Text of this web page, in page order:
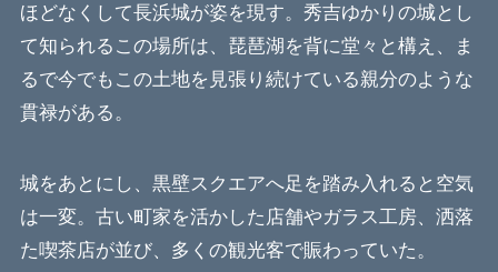
ほどなくして長浜城が姿を現す。秀吉ゆかりの城とし
て知られるこの場所は、琵琶湖を背に堂々と構え、ま
るで今でもこの土地を見張り続けている親分のような
貫禄がある。
城をあとにし、黒壁スクエアへ足を踏み入れると空気
は一変。古い町家を活かした店舗やガラス工房、洒落
た喫茶店が並び、多くの観光客で賑わっていた。